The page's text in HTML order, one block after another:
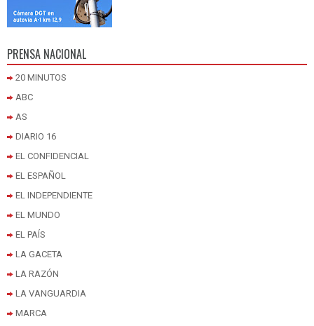
PRENSA NACIONAL
20 MINUTOS
ABC
AS
DIARIO 16
EL CONFIDENCIAL
EL ESPAÑOL
EL INDEPENDIENTE
EL MUNDO
EL PAÍS
LA GACETA
LA RAZÓN
LA VANGUARDIA
MARCA